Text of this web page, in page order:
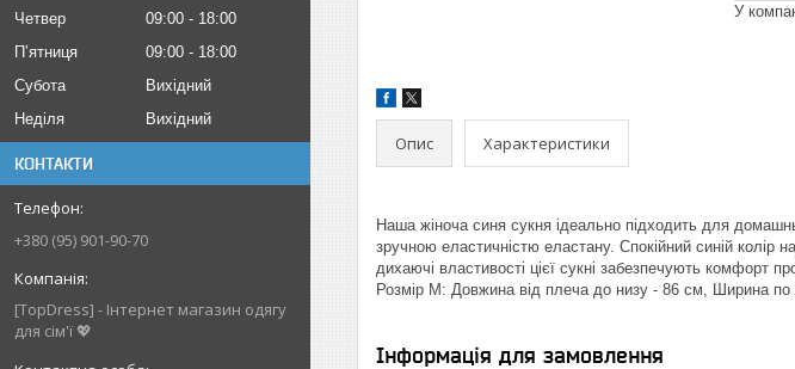
Четвер
09:00
18:00
Пʼятниця
09:00
18:00
Субота
Вихідний
Неділя
Вихідний
КОНТАКТИ
+380 (95) 901-90-70
[TopDress] - Інтернет магазин одягу
для сім'ї 💖
У
Опис Характеристики
Наша жіноча синя сукня ідеально підходить для
зручною еластичністю еластану. Спокійний синій колір
дихаючі властивості цієї сукні забезпечують комфорт
Розмір M: Довжина від плеча до низу - 86 см, Ширина по
Інформація для замовлення